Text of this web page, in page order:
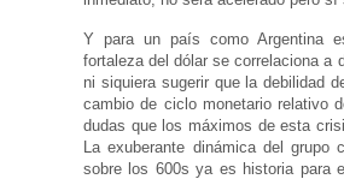
Y para un país como Argentina
fortaleza del dólar se correlaciona a
ni siquiera sugerir que la debilidad
cambio de ciclo monetario relativo
dudas que los máximos de esta
La exuberante dinámica del
sobre los 600s ya es historia para